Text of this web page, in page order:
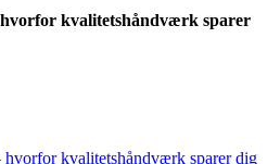
kvalitetshåndværk sparer